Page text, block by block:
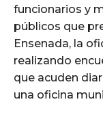
funcionarios y
públicos que
Ensenada, la
realizando
que acuden
una oficina